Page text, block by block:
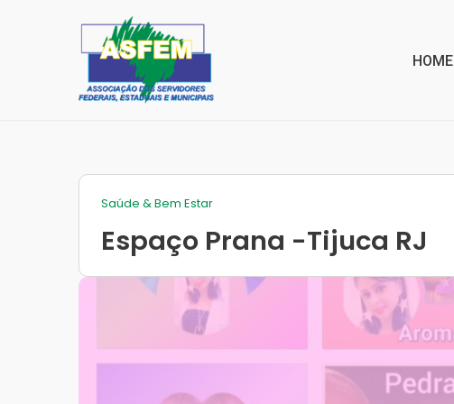
HOME
Saúde & Bem Estar
Espaço Prana -Tijuca RJ